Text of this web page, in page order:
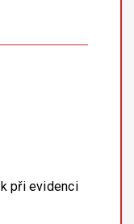
při evidenci